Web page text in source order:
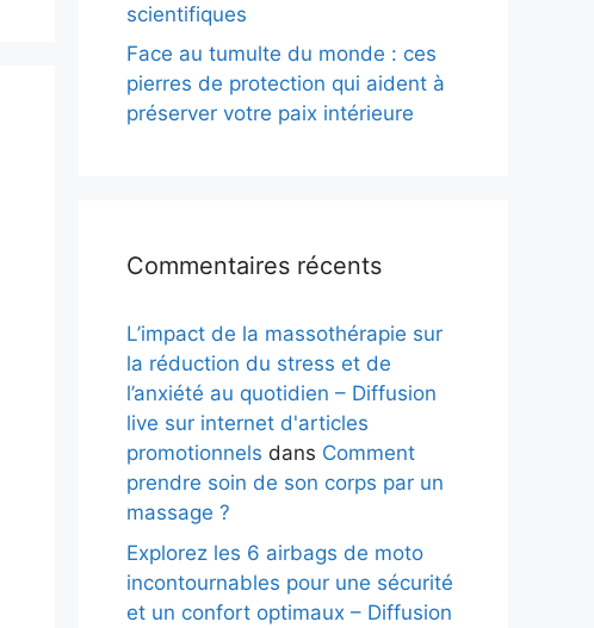
scientifiques
Face au tumulte du monde : ces
pierres de protection qui aident à
préserver votre paix intérieure
Commentaires récents
L’impact de la massothérapie sur
la réduction du stress et de
l’anxiété au quotidien – Diffusion
live sur internet d'articles
promotionnels dans Comment
prendre soin de son corps par un
massage ?
Explorez les 6 airbags de moto
incontournables pour une sécurité
et un confort optimaux – Diffusion